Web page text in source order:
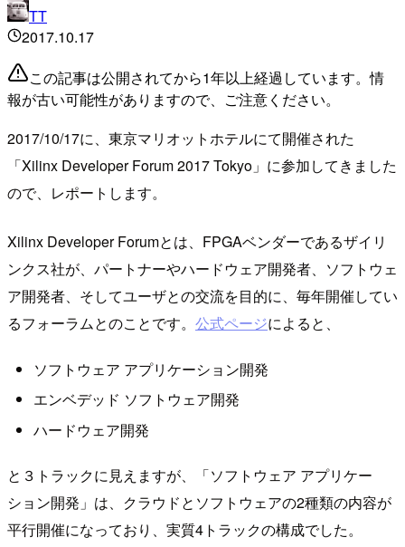
TT
2017.10.17
この記事は公開されてから1年以上経過しています。情
報が古い可能性がありますので、ご注意ください。
2017/10/17に、東京マリオットホテルにて開催された
「Xilinx Developer Forum 2017 Tokyo」に参加してきました
ので、レポートします。
Xilinx Developer Forumとは、FPGAベンダーであるザイリ
ンクス社が、パートナーやハードウェア開発者、ソフトウェ
ア開発者、そしてユーザとの交流を目的に、毎年開催してい
るフォーラムとのことです。 公式ページによると、
ソフトウェア アプリケーション開発
エンベデッド ソフトウェア開発
ハードウェア開発
と３トラックに見えますが、「ソフトウェア アプリケー
ション開発」は、クラウドとソフトウェアの2種類の内容が
平行開催になっており、実質4トラックの構成でした。